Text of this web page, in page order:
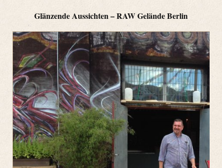
Glänzende Aussichten – RAW Gelände Berlin